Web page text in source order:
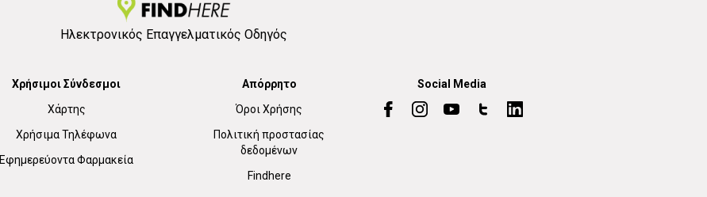
Ηλεκτρονικός Επαγγελματικός Οδηγός
Χρήσιμοι Σύνδεσμοι
Χάρτης
Χρήσιμα Τηλέφωνα
Εφημερεύοντα Φαρμακεία
Απόρρητο
Όροι Χρήσης
Πολιτική προστασίας
δεδομένων
Findhere
Social Media